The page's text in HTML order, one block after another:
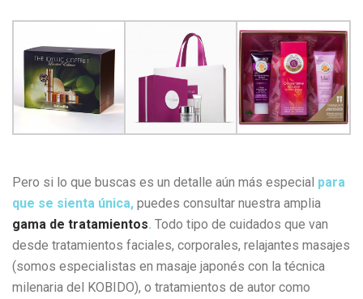
Pero si lo que buscas es un detalle aún más especial para
que se sienta única, puedes consultar nuestra amplia
gama de tratamientos. Todo tipo de cuidados que van
desde tratamientos faciales, corporales, relajantes masajes
(somos especialistas en masaje japonés con la técnica
milenaria del KOBIDO), o tratamientos de autor como